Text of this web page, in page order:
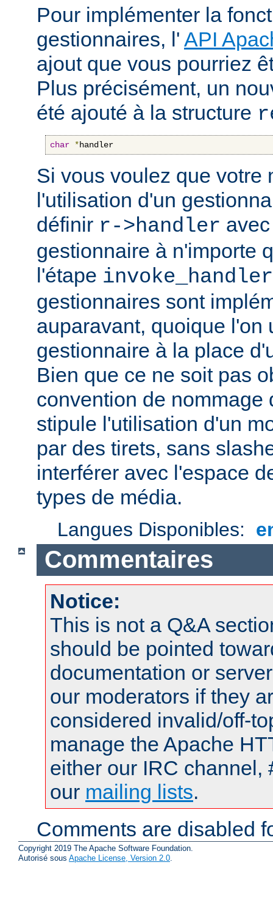
Pour implémenter la
gestionnaires, l' API
ajout que vous pourriez
Plus précisément, un
été ajouté à la structure
char *handler
Si vous voulez que votre
l'utilisation d'un
définir r->handler
gestionnaire à n'importe
l'étape invoke_handler
gestionnaires sont
auparavant, quoique l'on
gestionnaire à la place
Bien que ce ne soit pas
convention de nommage
stipule l'utilisation d'un
par des tirets, sans
interférer avec l'espace
types de média.
Langues Disponibles:
Commentaires
Notice:
This is not a Q&A
should be pointed
documentation or
our moderators if they
considered invalid/off-
manage the Apache
either our IRC channel,
our mailing lists.
Comments are disabled
Copyright 2019 The Apache Software Foundation.
Autorisé sous Apache License, Version 2.0